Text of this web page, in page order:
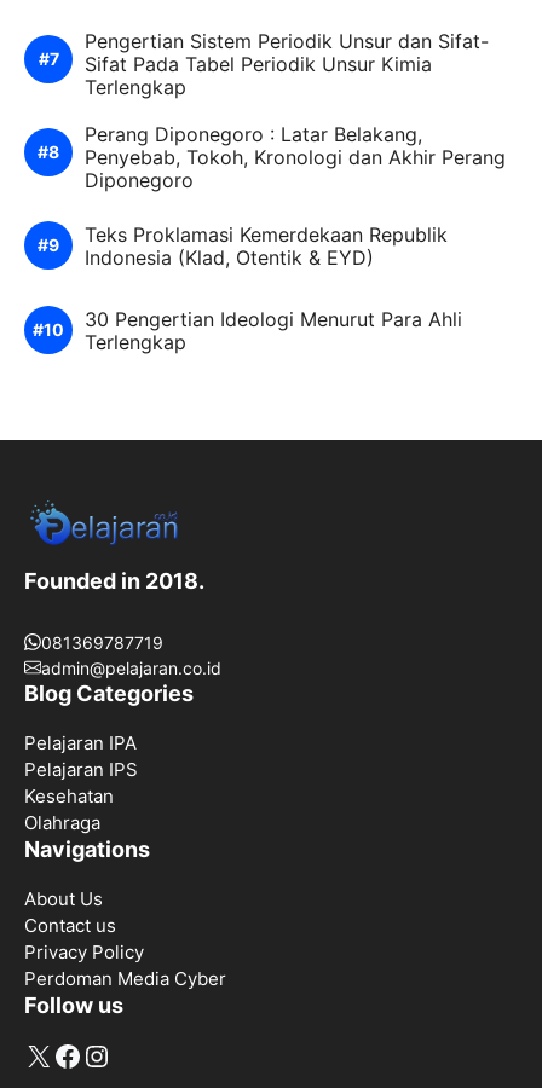
Pengertian Sistem Periodik Unsur dan Sifat-
Sifat Pada Tabel Periodik Unsur Kimia
Terlengkap
Perang Diponegoro : Latar Belakang,
Penyebab, Tokoh, Kronologi dan Akhir Perang
Diponegoro
Teks Proklamasi Kemerdekaan Republik
Indonesia (Klad, Otentik & EYD)
30 Pengertian Ideologi Menurut Para Ahli
Terlengkap
Founded in 2018.
081369787719
admin@pelajaran.co.id
Blog Categories
Pelajaran IPA
Pelajaran IPS
Kesehatan
Olahraga
Navigations
About Us
Contact us
Privacy Policy
Perdoman Media Cyber
Follow us
X Facebook
Instagram